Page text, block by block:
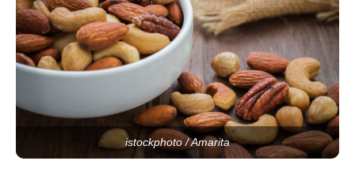
istockphoto / Amarita